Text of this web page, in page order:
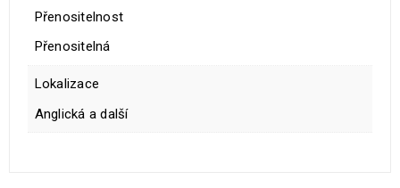
Přenositelnost
Přenositelná
Lokalizace
Anglická a další